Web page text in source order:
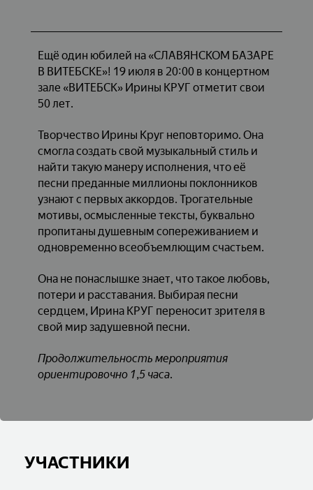
Ещё один юбилей на «СЛАВЯНСКОМ БАЗАРЕ
В ВИТЕБСКЕ»! 19 июля в 20:00 в концертном
зале «ВИТЕБСК» Ирины КРУГ отметит свои
50 лет.
Творчество Ирины Круг неповторимо. Она
смогла создать свой музыкальный стиль и
найти такую манеру исполнения, что её
песни преданные миллионы поклонников
узнают с первых аккордов. Трогательные
мотивы, осмысленные тексты, буквально
пропитаны душевным сопереживанием и
одновременно всеобъемлющим счастьем.
Она не понаслышке знает, что такое любовь,
потери и расставания. Выбирая песни
сердцем, Ирина КРУГ переносит зрителя в
свой мир задушевной песни.
Продолжительность мероприятия
ориентировочно 1,5 часа.
УЧАСТНИКИ